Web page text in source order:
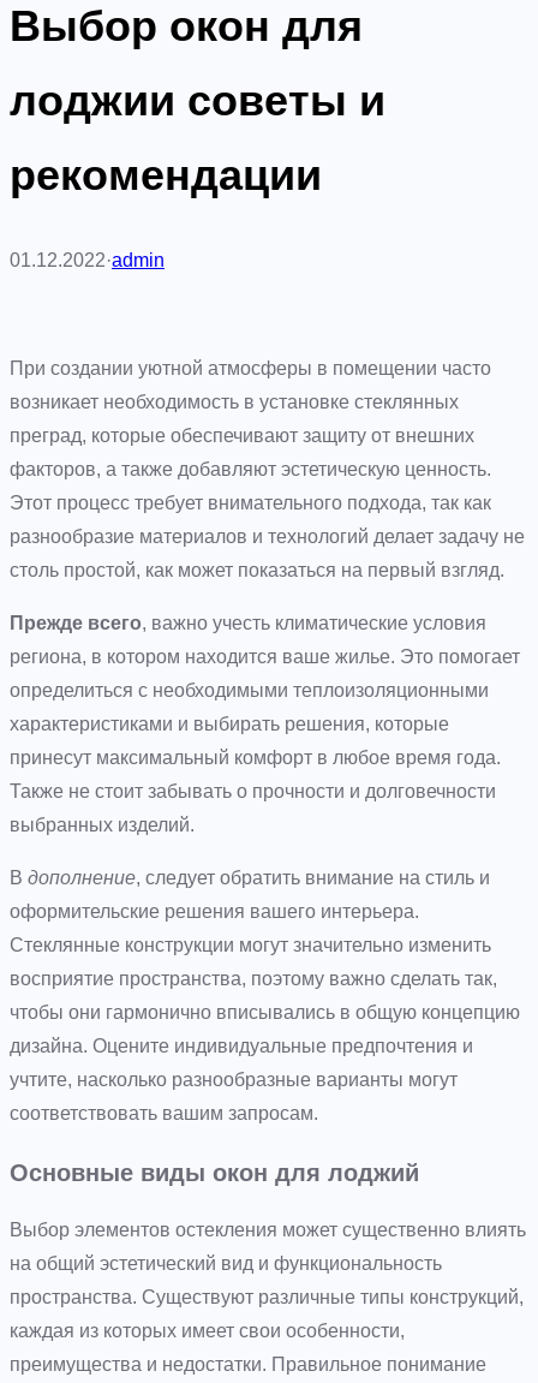
Выбор окон для
лоджии советы и
рекомендации
01.12.2022·admin
При создании уютной атмосферы в помещении часто
возникает необходимость в установке стеклянных
преград, которые обеспечивают защиту от внешних
факторов, а также добавляют эстетическую ценность.
Этот процесс требует внимательного подхода, так как
разнообразие материалов и технологий делает задачу не
столь простой, как может показаться на первый взгляд.
Прежде всего, важно учесть климатические условия
региона, в котором находится ваше жилье. Это помогает
определиться с необходимыми теплоизоляционными
характеристиками и выбирать решения, которые
принесут максимальный комфорт в любое время года.
Также не стоит забывать о прочности и долговечности
выбранных изделий.
В дополнение, следует обратить внимание на стиль и
оформительские решения вашего интерьера.
Стеклянные конструкции могут значительно изменить
восприятие пространства, поэтому важно сделать так,
чтобы они гармонично вписывались в общую концепцию
дизайна. Оцените индивидуальные предпочтения и
учтите, насколько разнообразные варианты могут
соответствовать вашим запросам.
Основные виды окон для лоджий
Выбор элементов остекления может существенно влиять
на общий эстетический вид и функциональность
пространства. Существуют различные типы конструкций,
каждая из которых имеет свои особенности,
преимущества и недостатки. Правильное понимание